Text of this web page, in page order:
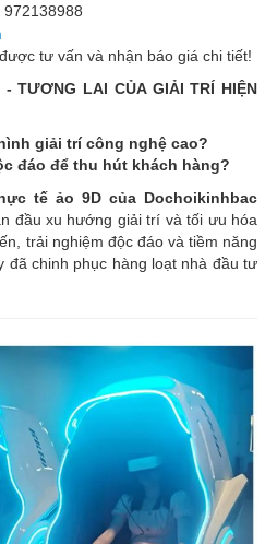
972138988
tư vấn và nhận báo giá chi tiết!
TƯƠNG LAI CỦA GIẢI TRÍ HIỆN
giải trí công nghệ cao?
đáo để thu hút khách hàng?
tế ảo 9D của Dochoikinhbac
đầu xu hướng giải trí và tối ưu hóa
trải nghiệm độc đáo và tiềm năng
đã chinh phục hàng loạt nhà đầu tư